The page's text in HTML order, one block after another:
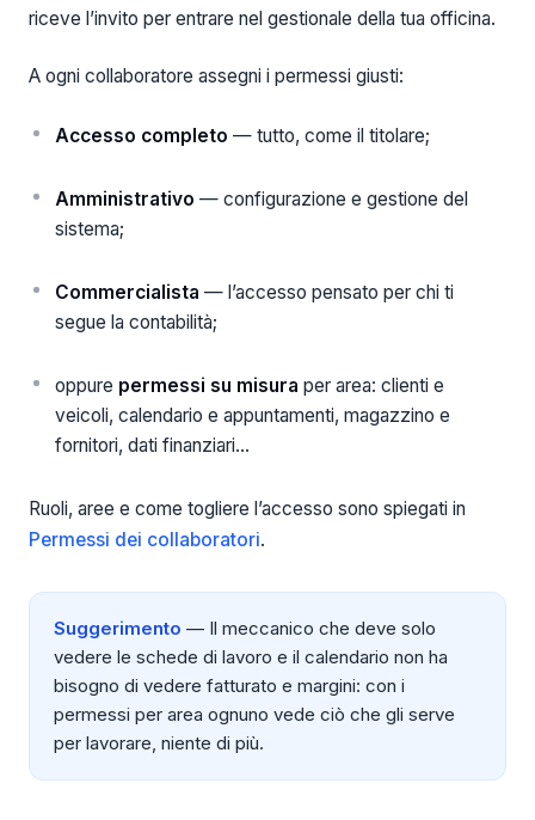
riceve l’invito per entrare nel gestionale della tua officina.
A ogni collaboratore assegni i permessi giusti:
Accesso completo — tutto, come il titolare;
Amministrativo — configurazione e gestione del
sistema;
Commercialista — l’accesso pensato per chi ti
segue la contabilità;
oppure permessi su misura per area: clienti e
veicoli, calendario e appuntamenti, magazzino e
fornitori, dati finanziari…
Ruoli, aree e come togliere l’accesso sono spiegati in
Permessi dei collaboratori.
Suggerimento — Il meccanico che deve solo
vedere le schede di lavoro e il calendario non ha
bisogno di vedere fatturato e margini: con i
permessi per area ognuno vede ciò che gli serve
per lavorare, niente di più.